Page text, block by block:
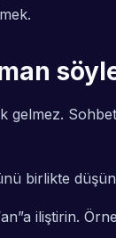
gelmez.
birlikte
“an”a iliştirin.